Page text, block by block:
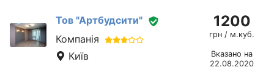
Тов "Артбудсити"
Компанія
Київ
1200
грн / м.куб.
Вказано на
22.08.2020